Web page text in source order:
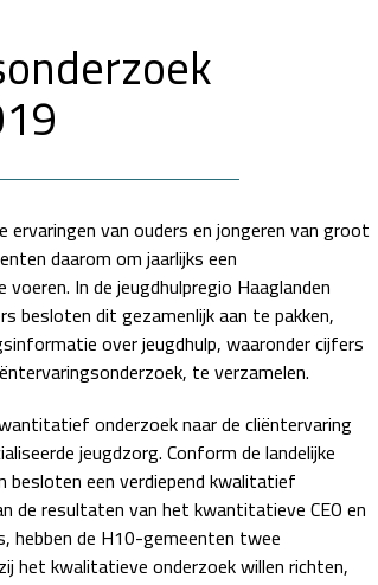
van ouders en jongeren van groot
daarom om jaarlijks een
In de jeugdhulpregio Haaglanden
besloten dit gezamenlijk aan te pakken,
over jeugdhulp, waaronder cijfers
te verzamelen.
onderzoek naar de cliëntervaring
jeugdzorg. Conform de landelijke
besloten een verdiepend kwalitatief
de resultaten van het kwantitatieve CEO en
hebben de H10-gemeenten twee
het kwalitatieve onderzoek willen richten,